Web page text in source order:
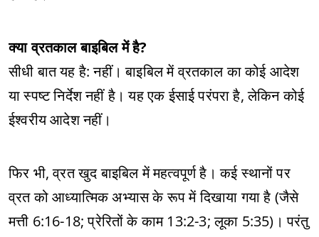
क्या व्रतकाल बाइबिल में है?
सीधी बात यह है: नहीं। बाइबिल में व्रतकाल का कोई आदेश
या स्पष्ट निर्देश नहीं है। यह एक ईसाई परंपरा है, लेकिन कोई
ईश्वरीय आदेश नहीं।
फिर भी, व्रत खुद बाइबिल में महत्वपूर्ण है। कई स्थानों पर
व्रत को आध्यात्मिक अभ्यास के रूप में दिखाया गया है (जैसे
मत्ती 6:16-18; प्रेरितों के काम 13:2-3; लूका 5:35)। परंतु